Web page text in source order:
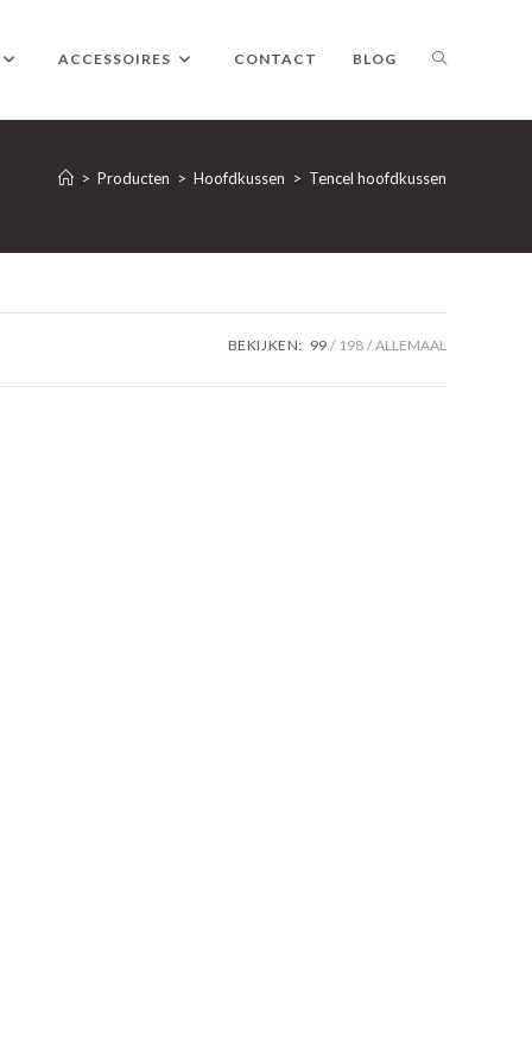
ACCESSOIRES CONTACT BLOG TOGGLE
WEBSITE
> Producten > Hoofdkussen > Tencel hoofdkussen
BEKIJKEN: 99 198 ALLEMAAL